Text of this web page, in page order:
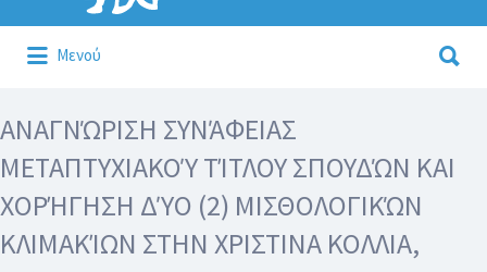
Μενού
για:
ΑΝΑΓΝΏΡΙΣΗ ΣΥΝΆΦΕΙΑΣ
ΜΕΤΑΠΤΥΧΙΑΚΟΎ ΤΊΤΛΟΥ ΣΠΟΥΔΏΝ ΚΑΙ
ΧΟΡΉΓΗΣΗ ΔΎΟ (2) ΜΙΣΘΟΛΟΓΙΚΏΝ
ΚΛΙΜΑΚΊΩΝ ΣΤΗΝ ΧΡΙΣΤΙΝΑ ΚΟΛΛΙΑ,